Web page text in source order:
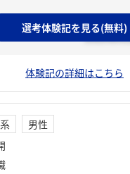
動機
トリーシート
2025年
体験記の詳細はこちら
選考体験記を見る(無料)
男性